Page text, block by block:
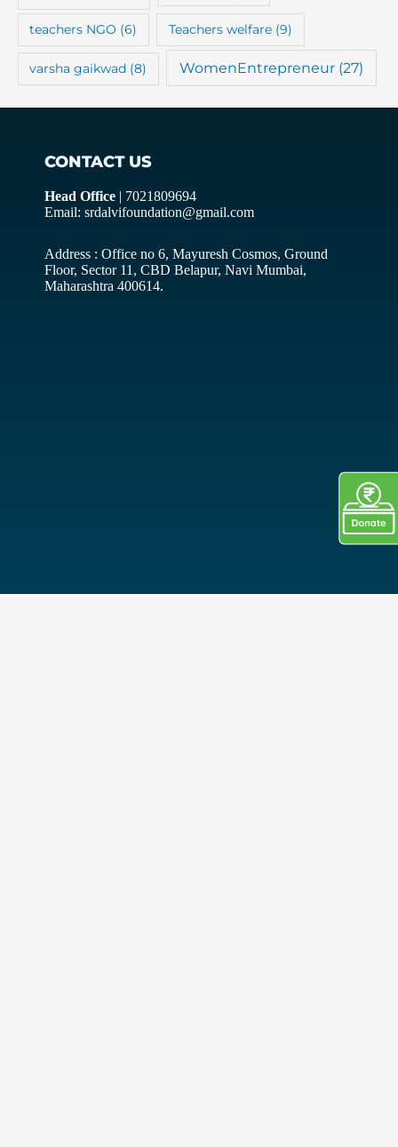
teachers NGO (6) Teachers welfare(9)
varsha gaikwad (8) WomenEntrepreneur (27)
CONTACT US
Head Office | 7021809694
Email: srdalvifoundation@gmail.com
Address : Office no 6, Mayuresh Cosmos, Ground
Floor, Sector 11, CBD Belapur, Navi Mumbai,
Maharashtra 400614.